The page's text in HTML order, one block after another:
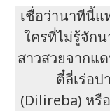
เชื่อว่านาทีนี้แ
ใครที่ไม่รู้จักน
สาวสวยจากแ
ตี๋ลี่เร่อปา
(Dilireba) หรื